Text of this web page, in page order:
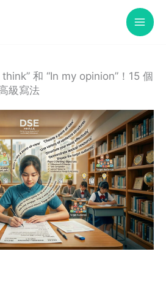
和 “In my opinion”！15 個
級寫法